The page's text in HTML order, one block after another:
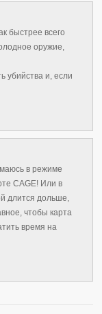
быстрее всего
оружие,
убийства и, если
в режиме
CAGE! Или в
длится дольше,
чтобы карта
время на